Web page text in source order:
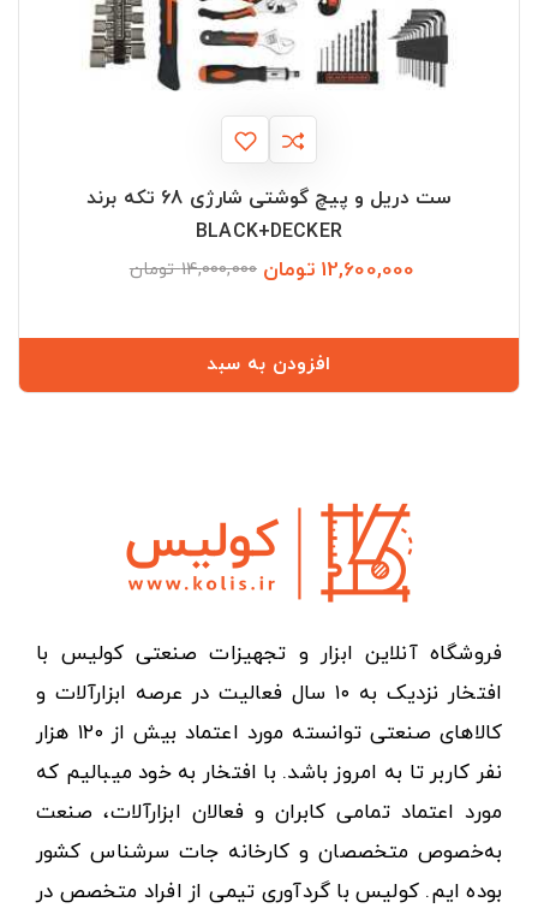
ست دریل و پیچ گوشتی شارژی 68 تکه برند
BLACK+DECKER
12,600,000 تومان 14,000,000 تومان
افزودن به سبد
فروشگاه آنلاین ابزار و تجهیزات صنعتی کولیس با
افتخار نزدیک به ۱۰ سال فعالیت در عرصه ابزارآلات و
کالاهای صنعتی توانسته مورد اعتماد بیش از ۱۲۰ هزار
نفر کاربر تا به امروز باشد. با افتخار به خود میبالیم که
مورد اعتماد تمامی کابران و فعالان ابزارآلات، صنعت
به‌خصوص متخصصان و کارخانه جات سرشناس کشور
بوده ایم. کولیس با گردآوری تیمی از افراد متخصص در